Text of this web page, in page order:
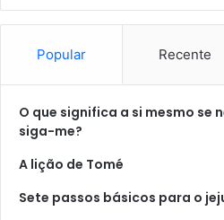
Popular Recente
O que significa a si mesmo se
siga-me?
A lição de Tomé
Sete passos básicos para o